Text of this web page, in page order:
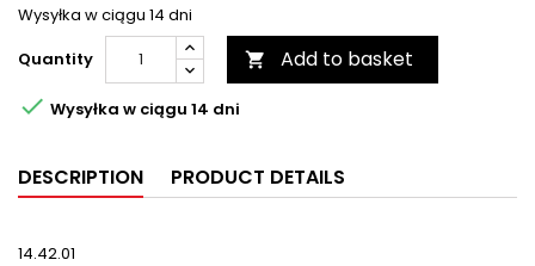
Wysyłka w ciągu 14 dni
Quantity
 Add to basket
 Wysyłka w ciągu 14 dni
DESCRIPTION PRODUCT DETAILS
14.42.01